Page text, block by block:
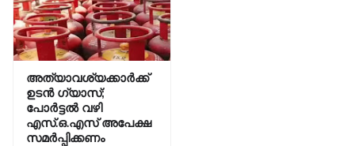
അത്യാവശ്യക്കാർക്ക്
ഉടൻ ഗ്യാസ്;
പോർട്ടൽ വഴി
എസ്.ഒ.എസ് അപേക്ഷ
സമർപ്പിക്കണം